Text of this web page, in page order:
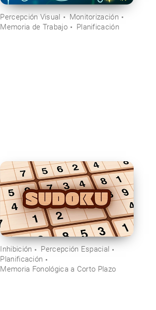
Percepción Visual
Monitorización
Memoria de Trabajo
Planificación
Inhibición
Percepción Espacial
Planificación
Memoria Fonológica a Corto Plazo